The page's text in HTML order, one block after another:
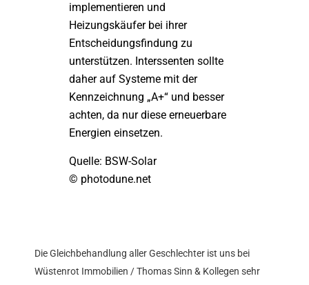
implementieren und
Heizungskäufer bei ihrer
Entscheidungsfindung zu
unterstützen. Interssenten sollte
daher auf Systeme mit der
Kennzeichnung „A+“ und besser
achten, da nur diese erneuerbare
Energien einsetzen.
Quelle: BSW-Solar
© photodune.net
Die Gleichbehandlung aller Geschlechter ist uns bei
Wüstenrot Immobilien / Thomas Sinn & Kollegen sehr